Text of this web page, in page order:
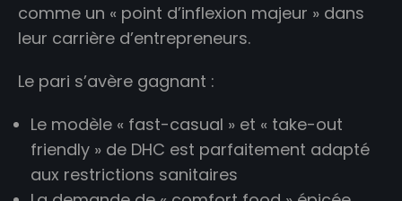
comme un « point d’inflexion majeur » dans
leur carrière d’entrepreneurs.
Le pari s’avère gagnant :
Le modèle « fast-casual » et « take-out
friendly » de DHC est parfaitement adapté
aux restrictions sanitaires